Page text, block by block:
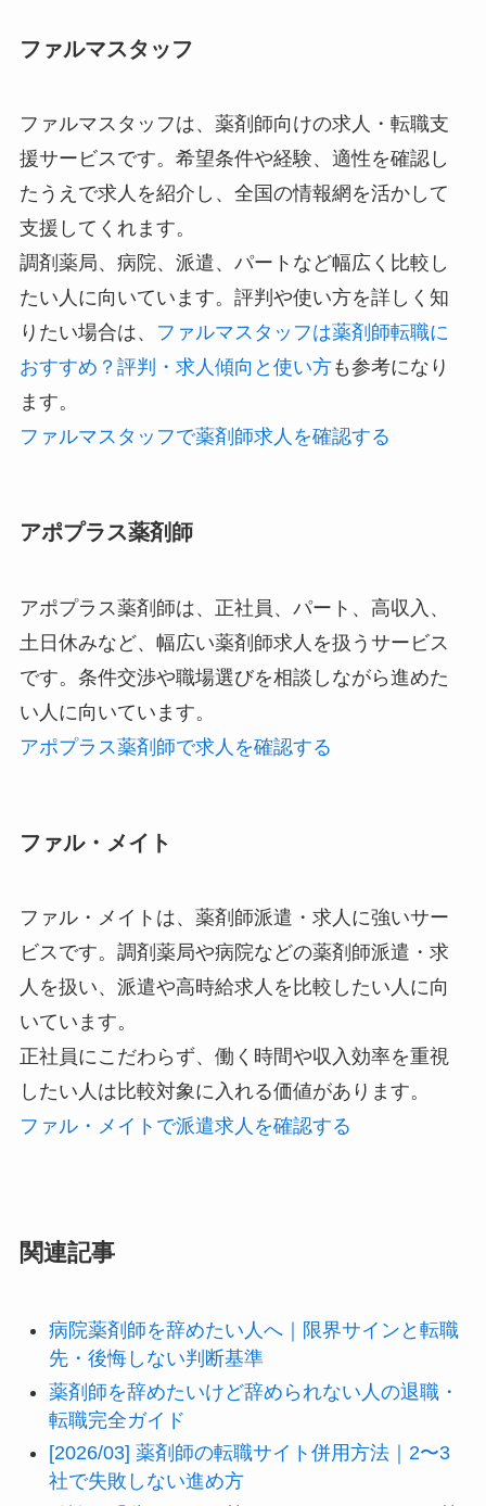
ファルマスタッフ
ファルマスタッフは、薬剤師向けの求人・転職支
援サービスです。希望条件や経験、適性を確認し
たうえで求人を紹介し、全国の情報網を活かして
支援してくれます。
調剤薬局、病院、派遣、パートなど幅広く比較し
たい人に向いています。評判や使い方を詳しく知
りたい場合は、
ファルマスタッフは薬剤師転職に
おすすめ？評判・求人傾向と使い方も参考になり
ます。
ファルマスタッフで薬剤師求人を確認する
アポプラス薬剤師
アポプラス薬剤師は、正社員、パート、高収入、
土日休みなど、幅広い薬剤師求人を扱うサービス
です。条件交渉や職場選びを相談しながら進めた
い人に向いています。
アポプラス薬剤師で求人を確認する
ファル・メイト
ファル・メイトは、薬剤師派遣・求人に強いサー
ビスです。調剤薬局や病院などの薬剤師派遣・求
人を扱い、派遣や高時給求人を比較したい人に向
いています。
正社員にこだわらず、働く時間や収入効率を重視
したい人は比較対象に入れる価値があります。
ファル・メイトで派遣求人を確認する
関連記事
病院薬剤師を辞めたい人へ｜限界サインと転職
先・後悔しない判断基準
薬剤師を辞めたいけど辞められない人の退職・
転職完全ガイド
[2026/03] 薬剤師の転職サイト併用方法｜2〜3
社で失敗しない進め方